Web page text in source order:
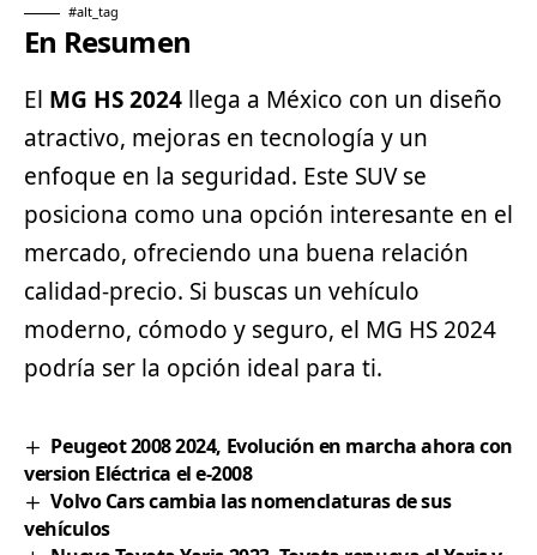
#alt_tag
En Resumen
El MG HS 2024 llega a México con un diseño
atractivo, mejoras en tecnología y un
enfoque en la seguridad. Este SUV se
posiciona como una opción interesante en el
mercado, ofreciendo una buena relación
calidad-precio. Si buscas un vehículo
moderno, cómodo y seguro, el MG HS 2024
podría ser la opción ideal para ti.
Peugeot 2008 2024, Evolución en marcha ahora con
version Eléctrica el e-2008
Volvo Cars cambia las nomenclaturas de sus
vehículos